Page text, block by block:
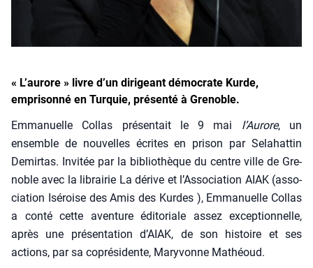
« L’aurore » livre d’un dirigeant démocrate Kurde,
emprisonné en Turquie, présenté à Grenoble.
Emma­nuelle Col­las pré­sen­tait le 9 mai l’Au­rore, un
ensemble de nou­velles écrites en pri­son par Sela­hat­tin
Demir­tas. Invi­tée par la biblio­thèque du centre ville de Gre­
noble avec la librai­rie La dérive et l’Association AIAK (asso­
cia­tion Isé­roise des Amis des Kurdes ), Emma­nuelle Col­las
a conté cette aven­ture édi­to­riale assez excep­tion­nelle,
après une pré­sen­ta­tion d’AIAK, de son his­toire et ses
actions, par sa copré­si­dente, Mary­vonne Mathéoud.